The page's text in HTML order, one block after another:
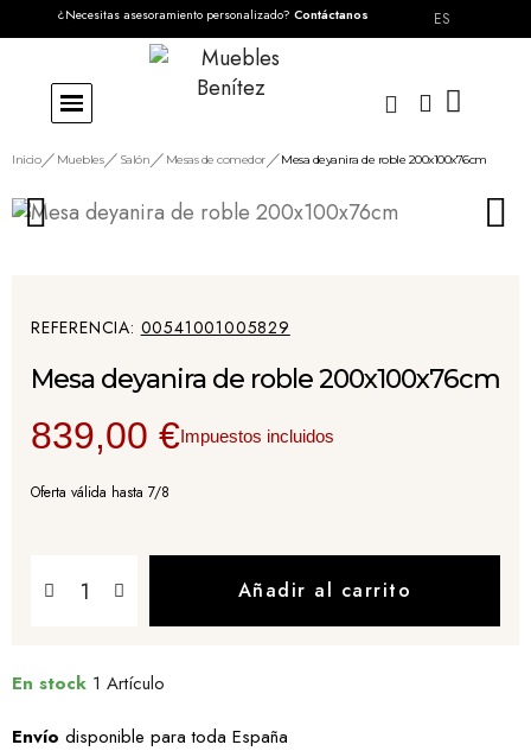
¿Necesitas asesoramiento personalizado? Contáctanos ES
Inicio Muebles Salón Mesas de comedor Mesa deyanira de roble 200x100x76cm
REFERENCIA 00541001005829
Mesa deyanira de roble 200x100x76cm
839,00 €Impuestos incluidos
Oferta válida hasta 7/8
Añadir al carrito
En stock 1 Artículo
Envío disponible para toda España